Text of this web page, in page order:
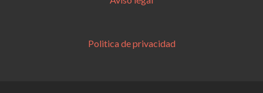
Politica de privacidad